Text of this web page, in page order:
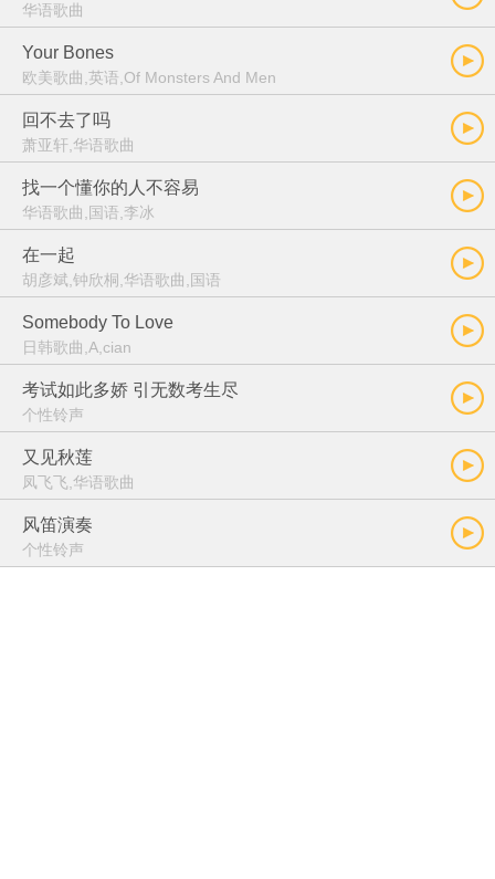
华语歌曲
Your Bones
欧美歌曲,英语,Of Monsters And Men
回不去了吗
萧亚轩,华语歌曲
找一个懂你的人不容易
华语歌曲,国语,李冰
在一起
胡彦斌,钟欣桐,华语歌曲,国语
Somebody To Love
日韩歌曲,A,cian
考试如此多娇 引无数考生尽
个性铃声
又见秋莲
凤飞飞,华语歌曲
风笛演奏
个性铃声